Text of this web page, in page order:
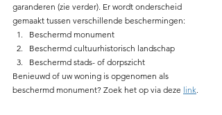
garanderen (zie verder). Er wordt onderscheid
gemaakt tussen verschillende beschermingen:
Beschermd monument
Beschermd cultuurhistorisch landschap
Beschermd stads- of dorpszicht
Benieuwd of uw woning is opgenomen als
beschermd monument? Zoek het op via deze link